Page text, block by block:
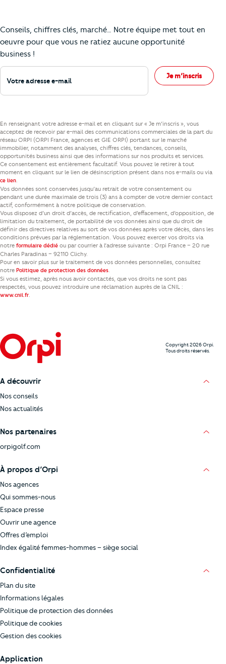
Conseils, chiffres clés, marché… Notre équipe met tout en
oeuvre pour que vous ne ratiez aucune opportunité
business !
Votre adresse e-mail
Je m’inscris
En renseignant votre adresse e-mail et en cliquant sur « Je m’inscris », vous
acceptez de recevoir par e-mail des communications commerciales de la part du
réseau ORPI (ORPI France, agences et GIE ORPI) portant sur le marché
immobilier, notamment des analyses, chiffres clés, tendances, conseils,
opportunités business ainsi que des informations sur nos produits et services.
Ce consentement est entièrement facultatif. Vous pouvez le retirer à tout
moment en cliquant sur le lien de désinscription présent dans nos e-mails ou via
ce lien.
Vos données sont conservées jusqu’au retrait de votre consentement ou
pendant une durée maximale de trois (3) ans à compter de votre dernier contact
actif, conformément à notre politique de conservation.
Vous disposez d’un droit d’accès, de rectification, d’effacement, d’opposition, de
limitation du traitement, de portabilité de vos données ainsi que du droit de
définir des directives relatives au sort de vos données après votre décès, dans les
conditions prévues par la réglementation. Vous pouvez exercer vos droits via
notre formulaire dédié ou par courrier à l’adresse suivante : Orpi France – 20 rue
Charles Paradinas – 92110 Clichy.
Pour en savoir plus sur le traitement de vos données personnelles, consultez
notre Politique de protection des données.
Si vous estimez, après nous avoir contactés, que vos droits ne sont pas
respectés, vous pouvez introduire une réclamation auprès de la CNIL :
www.cnil.fr.
Copyright 2026 Orpi.
Tous droits réservés.
A découvrir
Nos conseils
Nos actualités
Nos partenaires
orpigolf.com
À propos d’Orpi
Nos agences
Qui sommes-nous
Espace presse
Ouvrir une agence
Offres d’emploi
Index égalité femmes-hommes – siège social
Confidentialité
Plan du site
Informations légales
Politique de protection des données
Politique de cookies
Gestion des cookies
Application